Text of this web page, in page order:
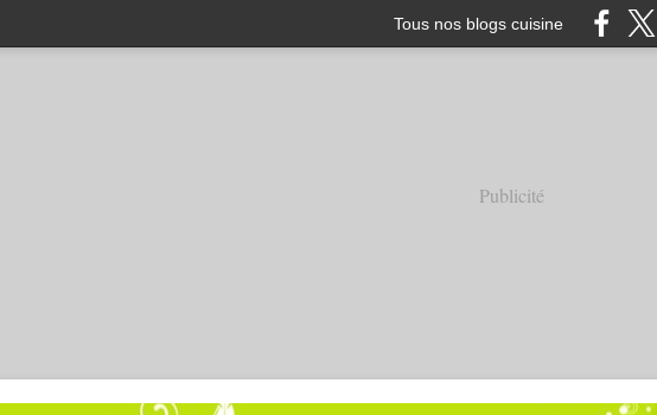
Tous nos blogs cuisine
Publicité